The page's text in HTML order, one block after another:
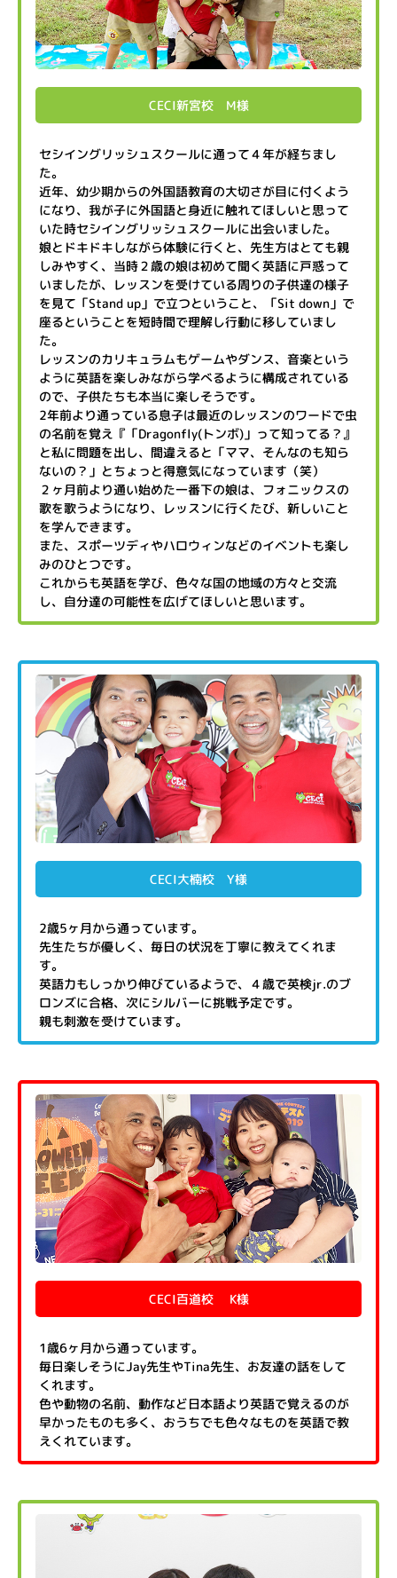
CECI新宮校 M様
セシイングリッシュスクールに通って４年が経ちまし
た。
近年、幼少期からの外国語教育の大切さが目に付くよう
になり、我が子に外国語と身近に触れてほしいと思って
いた時セシイングリッシュスクールに出会いました。
娘とドキドキしながら体験に行くと、先生方はとても親
しみやすく、当時２歳の娘は初めて聞く英語に戸惑って
いましたが、レッスンを受けている周りの子供達の様子
を見て「Stand up」で立つということ、「Sit down」で
座るということを短時間で理解し行動に移していまし
た。
レッスンのカリキュラムもゲームやダンス、音楽という
ように英語を楽しみながら学べるように構成されている
ので、子供たちも本当に楽しそうです。
2年前より通っている息子は最近のレッスンのワードで虫
の名前を覚え『「Dragonfly(トンボ)」って知ってる？』
と私に問題を出し、間違えると「ママ、そんなのも知ら
ないの？」とちょっと得意気になっています（笑）
２ヶ月前より通い始めた一番下の娘は、フォニックスの
歌を歌うようになり、レッスンに行くたび、新しいこと
を学んできます。
また、スポーツディやハロウィンなどのイベントも楽し
みのひとつです。
これからも英語を学び、色々な国の地域の方々と交流
し、自分達の可能性を広げてほしいと思います。
CECI大楠校 Y様
2歳5ヶ月から通っています。
先生たちが優しく、毎日の状況を丁寧に教えてくれま
す。
英語力もしっかり伸びているようで、４歳で英検jr.のブ
ロンズに合格、次にシルバーに挑戦予定です。
親も刺激を受けています。
CECI百道校 K様
1歳6ヶ月から通っています。
毎日楽しそうにJay先生やTina先生、お友達の話をして
くれます。
色や動物の名前、動作など日本語より英語で覚えるのが
早かったものも多く、おうちでも色々なものを英語で教
えくれています。